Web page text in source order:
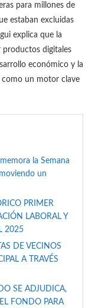
para millones de
estaban excluidas
explica que la
productos digitales
económico y la
como un motor clave
la Semana
un
PRIMER
LABORAL Y
2025
DE VECINOS
A TRAVÉS
SE ADJUDICA,
FONDO PARA